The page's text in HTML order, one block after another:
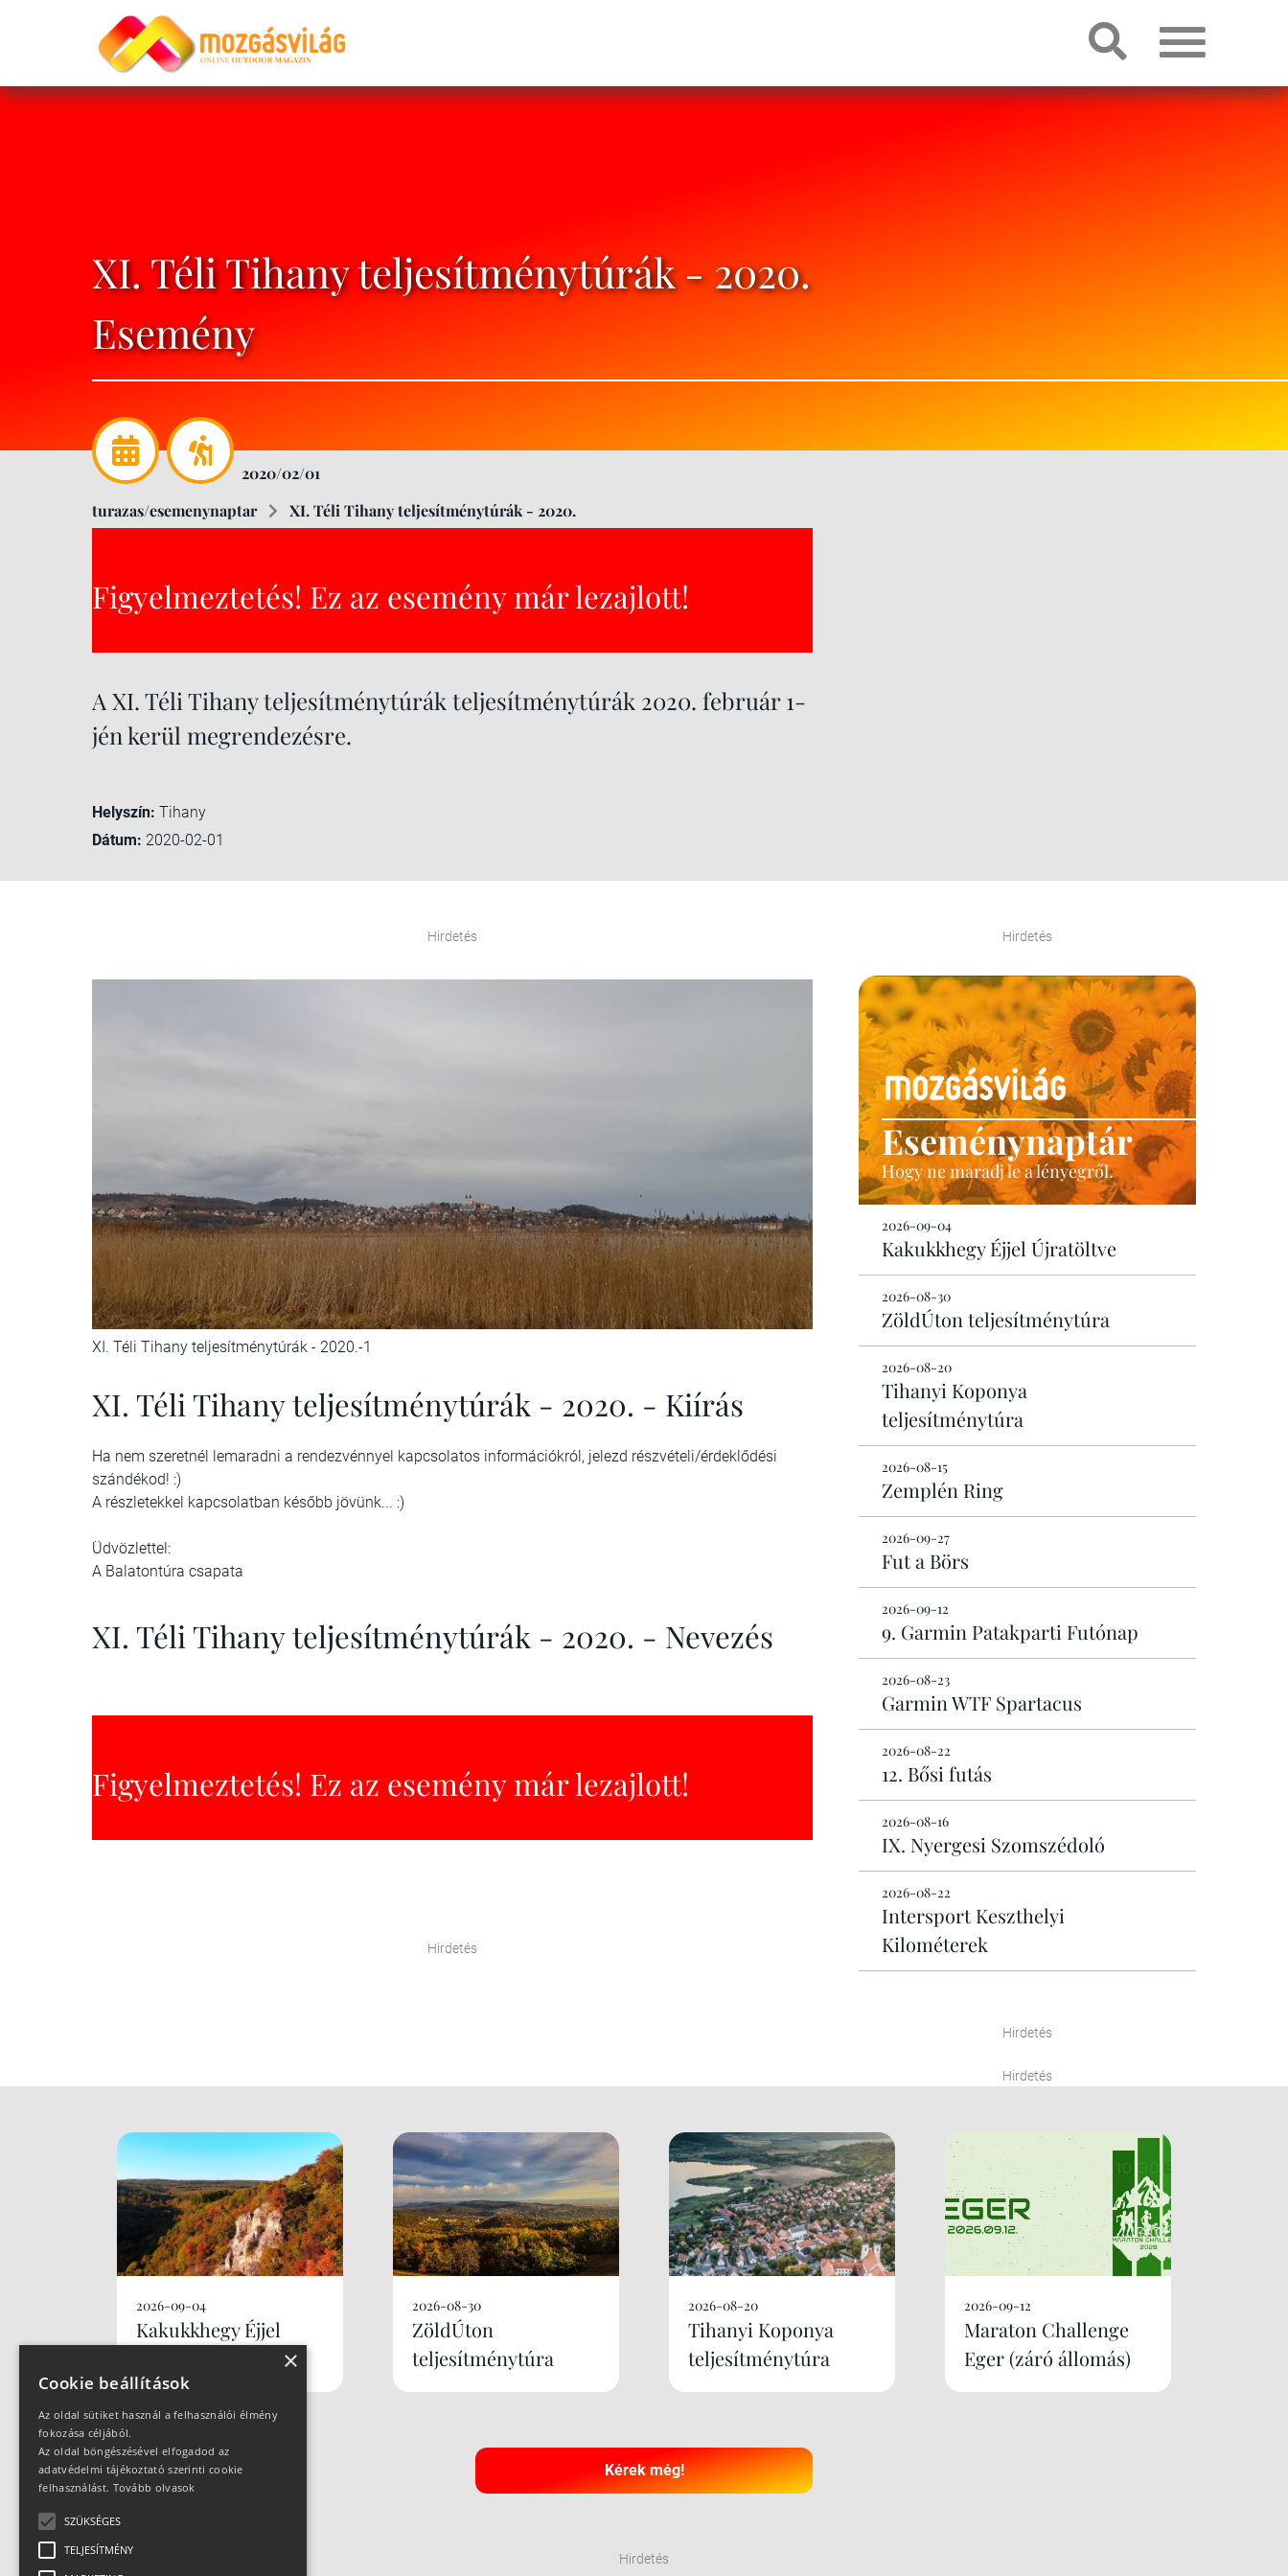
XI. Téli Tihany teljesítménytúrák - 2020.
Esemény
2020/02/01
turazas/esemenynaptar
XI. Téli Tihany teljesítménytúrák - 2020.
Figyelmeztetés! Ez az esemény már lezajlott!
A XI. Téli Tihany teljesítménytúrák teljesítménytúrák 2020. február 1-
jén kerül megrendezésre.
Helyszín: Tihany
Dátum: 2020-02-01
Hirdetés
XI. Téli Tihany teljesítménytúrák - 2020.-1
XI. Téli Tihany teljesítménytúrák - 2020. - Kiírás
Ha nem szeretnél lemaradni a rendezvénnyel kapcsolatos információkról, jelezd részvételi/érdeklődési
szándékod! :)
A részletekkel kapcsolatban később jövünk... :)
Üdvözlettel:
A Balatontúra csapata
XI. Téli Tihany teljesítménytúrák - 2020. - Nevezés
Figyelmeztetés! Ez az esemény már lezajlott!
Hirdetés
Hirdetés
Eseménynaptár
Hogy ne maradj le a lényegről.
2026-09-04
Kakukkhegy Éjjel Újratöltve
2026-08-30
ZöldÚton teljesítménytúra
2026-08-20
Tihanyi Koponya
teljesítménytúra
2026-08-15
Zemplén Ring
2026-09-27
Fut a Börs
2026-09-12
9. Garmin Patakparti Futónap
2026-08-23
Garmin WTF Spartacus
2026-08-22
12. Bősi futás
2026-08-16
IX. Nyergesi Szomszédoló
2026-08-22
Intersport Keszthelyi
Kilométerek
Hirdetés
Hirdetés
2026-09-04
Kakukkhegy Éjjel
2026-08-30
ZöldÚton
teljesítménytúra
2026-08-20
Tihanyi Koponya
teljesítménytúra
2026-09-12
Maraton Challenge
Eger (záró állomás)
Kérek még!
Hirdetés
×
Cookie beállítások
Az oldal sütiket használ a felhasználói élmény
fokozása céljából.
Az oldal böngészésével elfogadod az
adatvédelmi tájékoztató szerinti cookie
felhasználást. Tovább olvasok
SZÜKSÉGES
TELJESÍTMÉNY